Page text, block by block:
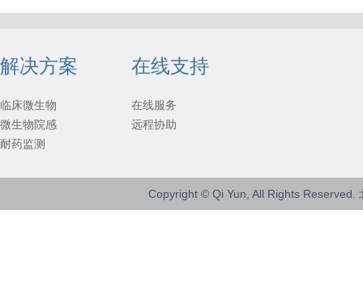
解决方案
临床微生物
微生物院感
耐药监测
在线支持
在线服务
远程协助
Copyright © Qi Yun, All Rights Reserved.